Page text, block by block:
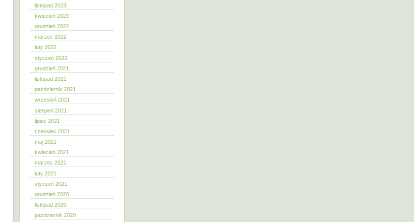
listopad 2023
kwiecień 2023
grudzień 2022
marzec 2022
luty 2022
styczeń 2022
grudzień 2021
listopad 2021
październik 2021
wrzesień 2021
sierpień 2021
lipiec 2021
czerwiec 2021
maj 2021
kwiecień 2021
marzec 2021
luty 2021
styczeń 2021
grudzień 2020
listopad 2020
październik 2020